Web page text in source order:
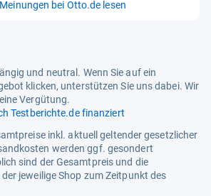
750.00 W
zusammenklappbar
bei Otto.de lesen
und neutral. Wenn Sie auf ein
klicken, unterstützen Sie uns dabei. Wir
Vergütung.
Testberichte.de finanziert
inkl. aktuell geltender gesetzlicher
werden ggf. gesondert
sind der Gesamtpreis und die
jeweilige Shop zum Zeitpunkt des